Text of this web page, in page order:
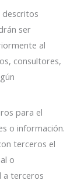
ser
al
consultores,
para el
o información.
terceros el
o
a terceros